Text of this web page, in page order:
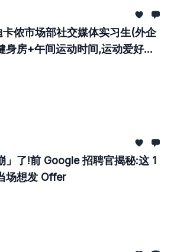
卡侬市场部社交媒体实习生(外企
身房+午间运动时间,运动爱好者
」了!前 Google 招聘官揭秘:这 1
场想发 Offer